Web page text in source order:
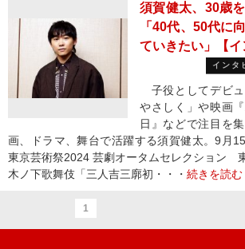
須賀健太、30歳
「40代、50代に
ていきたい」【イ
インタ
子役としてデビ
やさしく」や映画
日』などで注目を
画、ドラマ、舞台で活躍する須賀健太。9月
東京芸術祭2024 芸劇オータムセレクション
木ノ下歌舞伎「三人吉三廓初・・・ 続きを読む
1